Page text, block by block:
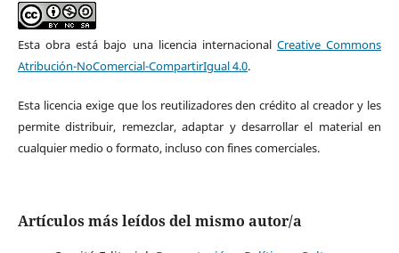
Esta obra está bajo una licencia internacional Creative Commons
Atribución-NoComercial-CompartirIgual 4.0.
Esta licencia exige que los reutilizadores den crédito al creador y les
permite distribuir, remezclar, adaptar y desarrollar el material en
cualquier medio o formato, incluso con fines comerciales.
Artículos más leídos del mismo autor/a